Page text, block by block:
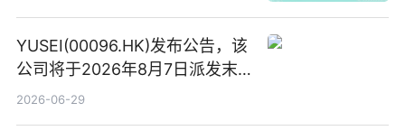
YUSEI(00096.HK)发布公告，该
公司将于2026年8月7日派发末
期股息每股人民币0.013元 每日
2026-06-29